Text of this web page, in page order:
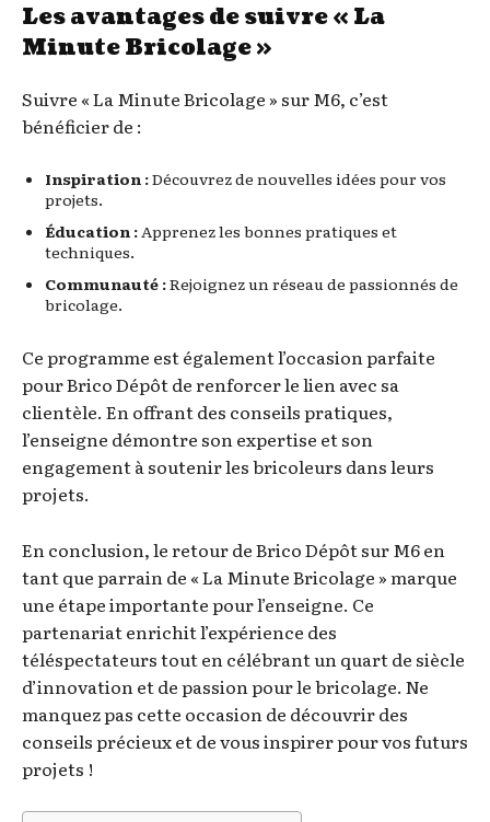
Les avantages de suivre « La
Minute Bricolage »
Suivre « La Minute Bricolage » sur M6, c’est
bénéficier de :
Inspiration :Découvrez de nouvelles idées pour vos
projets.
Éducation : Apprenez les bonnes pratiques et
techniques.
Communauté :Rejoignez un réseau de passionnés de
bricolage.
Ce programme est également l’occasion parfaite
pour Brico Dépôt de renforcer le lien avec sa
clientèle. En offrant des conseils pratiques,
l’enseigne démontre son expertise et son
engagement à soutenir les bricoleurs dans leurs
projets.
En conclusion, le retour de Brico Dépôt sur M6 en
tant que parrain de « La Minute Bricolage » marque
une étape importante pour l’enseigne. Ce
partenariat enrichit l’expérience des
téléspectateurs tout en célébrant un quart de siècle
d’innovation et de passion pour le bricolage. Ne
manquez pas cette occasion de découvrir des
conseils précieux et de vous inspirer pour vos futurs
projets !